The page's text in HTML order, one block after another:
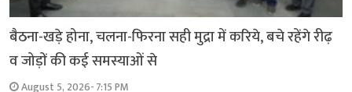
बैठना-खड़े होना, चलना-फिरना सही मुद्रा में करिये, बचे रहेंगे रीढ़
व जोड़ों की कई समस्याओं से
August 5, 2026- 7:15 PM